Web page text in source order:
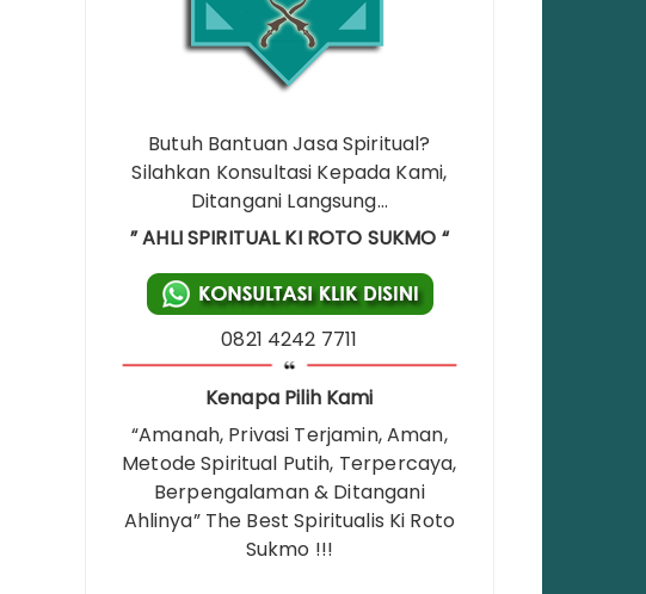
Butuh Bantuan Jasa Spiritual?
Silahkan Konsultasi Kepada Kami,
Ditangani Langsung…
” AHLI SPIRITUAL KI ROTO SUKMO “
0821 4242 7711
Kenapa Pilih Kami
“Amanah, Privasi Terjamin, Aman,
Metode Spiritual Putih, Terpercaya,
Berpengalaman & Ditangani
Ahlinya” The Best Spiritualis Ki Roto
Sukmo !!!